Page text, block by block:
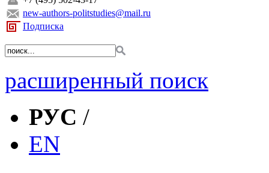
new-authors-politstudies@mail.ru
Подписка
расширенный поиск
РУС /
EN